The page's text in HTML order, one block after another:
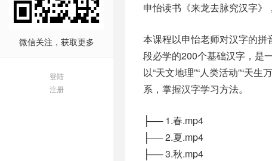
微信关注，获取更多
登陆
注册
申怡读书《来龙去脉究汉字》
本课程以申怡老师对汉字的
段必学的200个基础汉字，是
以“天文地理”“人类活动”“天
系，掌握汉字学习方法。
├── 1.春.mp4
├── 2.夏.mp4
├── 3.秋.mp4